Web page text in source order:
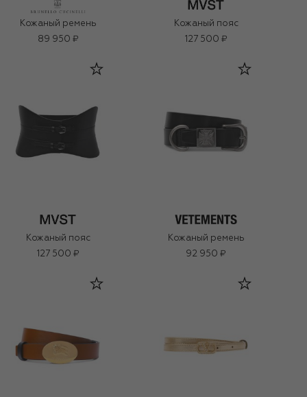
Кожаный ремень
89 950 ₽
Кожаный пояс
127 500 ₽
Кожаный пояс
127 500 ₽
Кожаный ремень
92 950 ₽